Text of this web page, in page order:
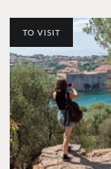
TO VISIT